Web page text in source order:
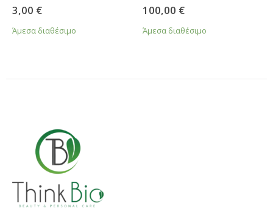
0 από 5
3,00 €
Άμεσα διαθέσιμο
0 από 5
100,00 €
Άμεσα διαθέσιμο